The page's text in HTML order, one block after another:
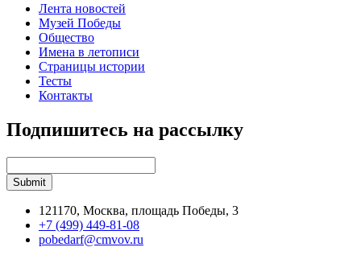
Лента новостей
Музей Победы
Общество
Имена в летописи
Страницы истории
Тесты
Контакты
Подпишитесь на рассылку
121170, Москва, площадь Победы, 3
+7 (499) 449-81-08
pobedarf@cmvov.ru